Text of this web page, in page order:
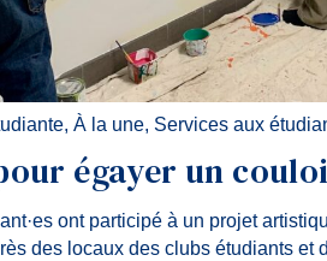
, À la une, Services aux
égayer un
ont participé à un projet
des locaux des clubs étudiants et